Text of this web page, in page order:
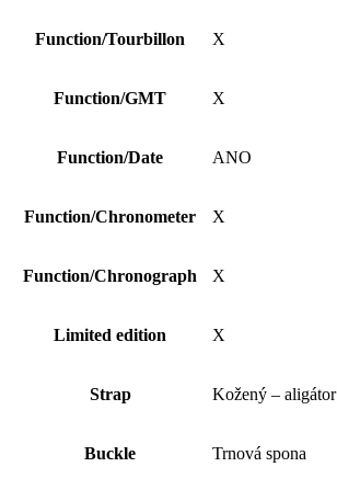
Function/Tourbillon X
Function/GMT X
Function/Date ANO
Function/Chronometer X
Function/Chronograph X
Limited edition X
Strap Kožený – aligátor
Buckle Trnová spona